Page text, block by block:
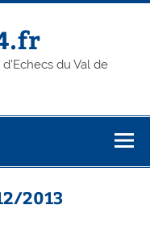
du Val de
2013